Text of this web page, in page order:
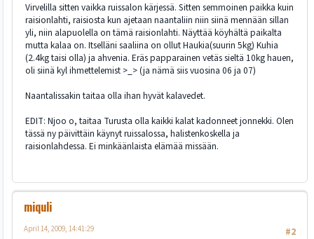
Virvelilla sitten vaikka ruissalon kärjessä. Sitten semmoinen paikka kuin
raisionlahti, raisiosta kun ajetaan naantaliin niin siinä mennään sillan
yli, niin alapuolella on tämä raisionlahti. Näyttää köyhältä paikalta
mutta kalaa on. Itselläni saaliina on ollut Haukia(suurin 5kg) Kuhia
(2.4kg taisi olla) ja ahvenia. Eräs papparainen vetäs sieltä 10kg hauen,
oli siinä kyl ihmettelemist >_> (ja nämä siis vuosina 06 ja 07)
Naantalissakin taitaa olla ihan hyvät kalavedet.
EDIT: Njoo o, taitaa Turusta olla kaikki kalat kadonneet jonnekki. Olen
tässä ny päivittäin käynyt ruissalossa, halistenkoskella ja
raisionlahdessa. Ei minkäänlaista elämää missään.
miquli
#2
April 14, 2009, 14:41:29